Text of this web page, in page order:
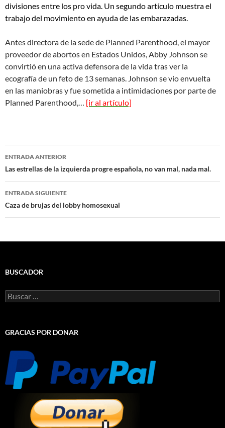
divisiones entre los pro vida. Un segundo artículo muestra el
trabajo del movimiento en ayuda de las embarazadas.
Antes directora de la sede de Planned Parenthood, el mayor
proveedor de abortos en Estados Unidos, Abby Johnson se
convirtió en una activa defensora de la vida tras ver la
ecografía de un feto de 13 semanas. Johnson se vio envuelta
en las maniobras y fue sometida a intimidaciones por parte de
Planned Parenthood,… [ir al artículo]
Navegación
de
entradas
ENTRADA ANTERIOR
Las estrellas de la izquierda progre española, no van mal, nada mal.
ENTRADA SIGUIENTE
Caza de brujas del lobby homosexual
BUSCADOR
Buscar:
GRACIAS POR DONAR